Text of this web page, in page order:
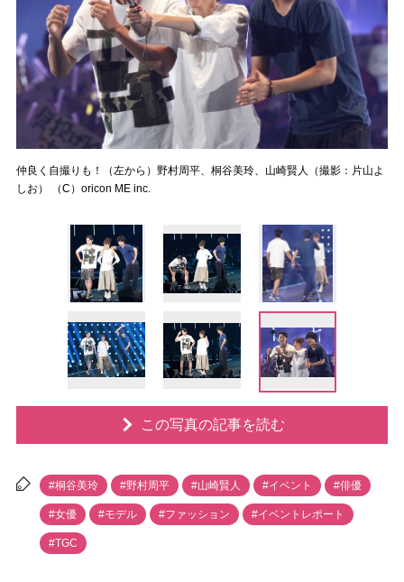
仲良く自撮りも！（左から）野村周平、桐谷美玲、山崎賢人（撮影：片山よ
しお） （C）oricon ME inc.
この写真の記事を読む
#桐谷美玲 #野村周平 #山崎賢人 #イベント #俳優
#女優 #モデル #ファッション #イベントレポート
#TGC